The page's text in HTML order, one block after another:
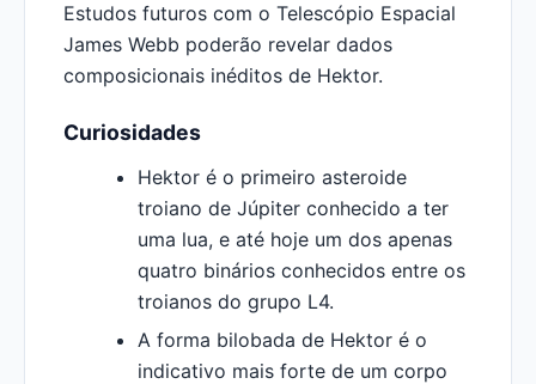
Estudos futuros com o Telescópio Espacial
James Webb poderão revelar dados
composicionais inéditos de Hektor.
Curiosidades
Hektor é o primeiro asteroide
troiano de Júpiter conhecido a ter
uma lua, e até hoje um dos apenas
quatro binários conhecidos entre os
troianos do grupo L4.
A forma bilobada de Hektor é o
indicativo mais forte de um corpo